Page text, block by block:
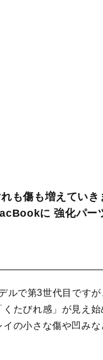
も傷も増えてい
に 強化パー
ルで第3世代目です
たびれ感」が見え
の小さな傷や凹み